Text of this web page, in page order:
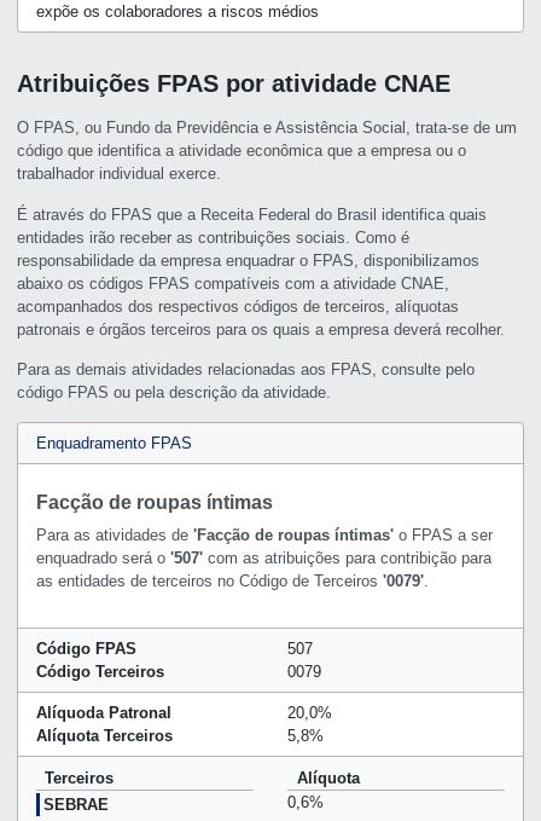
expõe os colaboradores a riscos médios
Atribuições FPAS por atividade CNAE
O FPAS, ou Fundo da Previdência e Assistência Social, trata-se de um
código que identifica a atividade econômica que a empresa ou o
trabalhador individual exerce.
É através do FPAS que a Receita Federal do Brasil identifica quais
entidades irão receber as contribuições sociais. Como é
responsabilidade da empresa enquadrar o FPAS, disponibilizamos
abaixo os códigos FPAS compatíveis com a atividade CNAE,
acompanhados dos respectivos códigos de terceiros, alíquotas
patronais e órgãos terceiros para os quais a empresa deverá recolher.
Para as demais atividades relacionadas aos FPAS, consulte pelo
código FPAS ou pela descrição da atividade.
Enquadramento FPAS
Facção de roupas íntimas
Para as atividades de 'Facção de roupas íntimas'o FPAS a ser
enquadrado será o '507'com as atribuições para contribição para
as entidades de terceiros no Código de Terceiros '0079'.
Código FPAS
507
Código Terceiros
0079
Alíquoda Patronal
20,0%
Alíquota Terceiros
5,8%
Terceiros
Alíquota
SEBRAE
0,6%